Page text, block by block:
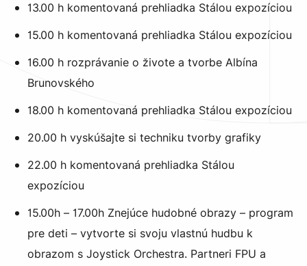
13.00 h komentovaná prehliadka Stálou expozíciou
15.00 h komentovaná prehliadka Stálou expozíciou
16.00 h rozprávanie o živote a tvorbe Albína
Brunovského
18.00 h komentovaná prehliadka Stálou expozíciou
20.00 h vyskúšajte si techniku tvorby grafiky
22.00 h komentovaná prehliadka Stálou
expozíciou
15.00h – 17.00h Znejúce hudobné obrazy – program
pre deti – vytvorte si svoju vlastnú hudbu k
obrazom s Joystick Orchestra. Partneri FPU a